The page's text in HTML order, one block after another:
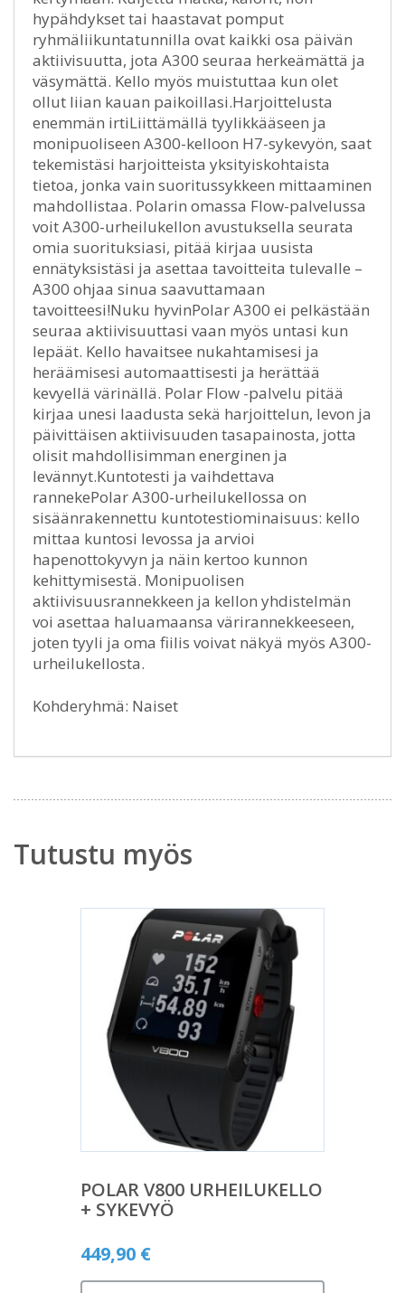
hypähdykset tai haastavat pomput
ryhmäliikuntatunnilla ovat kaikki osa päivän
aktiivisuutta, jota A300 seuraa herkeämättä ja
väsymättä. Kello myös muistuttaa kun olet
ollut liian kauan paikoillasi.Harjoittelusta
enemmän irtiLiittämällä tyylikkääseen ja
monipuoliseen A300-kelloon H7-sykevyön, saat
tekemistäsi harjoitteista yksityiskohtaista
tietoa, jonka vain suoritussykkeen mittaaminen
mahdollistaa. Polarin omassa Flow-palvelussa
voit A300-urheilukellon avustuksella seurata
omia suorituksiasi, pitää kirjaa uusista
ennätyksistäsi ja asettaa tavoitteita tulevalle –
A300 ohjaa sinua saavuttamaan
tavoitteesi!Nuku hyvinPolar A300 ei pelkästään
seuraa aktiivisuuttasi vaan myös untasi kun
lepäät. Kello havaitsee nukahtamisesi ja
heräämisesi automaattisesti ja herättää
kevyellä värinällä. Polar Flow -palvelu pitää
kirjaa unesi laadusta sekä harjoittelun, levon ja
päivittäisen aktiivisuuden tasapainosta, jotta
olisit mahdollisimman energinen ja
levännyt.Kuntotesti ja vaihdettava
rannekePolar A300-urheilukellossa on
sisäänrakennettu kuntotestiominaisuus: kello
mittaa kuntosi levossa ja arvioi
hapenottokyvyn ja näin kertoo kunnon
kehittymisestä. Monipuolisen
aktiivisuusrannekkeen ja kellon yhdistelmän
voi asettaa haluamaansa värirannekkeeseen,
joten tyyli ja oma fiilis voivat näkyä myös A300-
urheilukellosta.
Kohderyhmä: Naiset
Tutustu myös
POLAR V800 URHEILUKELLO
+ SYKEVYÖ
449,90 €